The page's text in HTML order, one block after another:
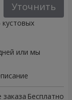
Уточнить
или мы
Бесплатно